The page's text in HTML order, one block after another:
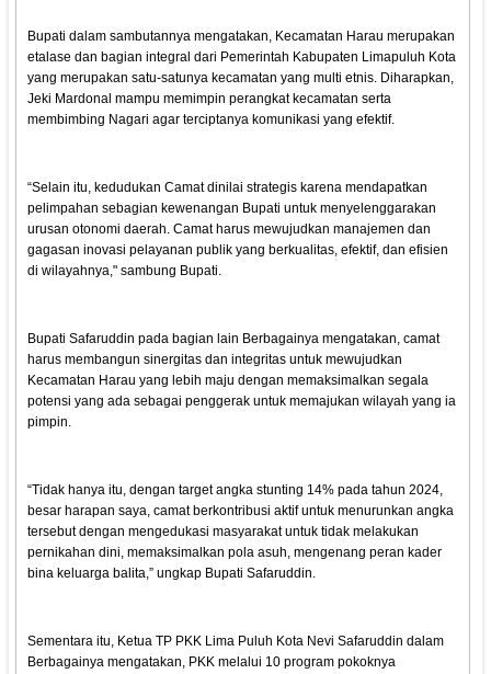
Bupati dalam sambutannya mengatakan, Kecamatan Harau merupakan
etalase dan bagian integral dari Pemerintah Kabupaten Limapuluh Kota
yang merupakan satu-satunya kecamatan yang multi etnis. Diharapkan,
Jeki Mardonal mampu memimpin perangkat kecamatan serta
membimbing Nagari agar terciptanya komunikasi yang efektif.
“Selain itu, kedudukan Camat dinilai strategis karena mendapatkan
pelimpahan sebagian kewenangan Bupati untuk menyelenggarakan
urusan otonomi daerah. Camat harus mewujudkan manajemen dan
gagasan inovasi pelayanan publik yang berkualitas, efektif, dan efisien
di wilayahnya," sambung Bupati.
Bupati Safaruddin pada bagian lain Berbagainya mengatakan, camat
harus membangun sinergitas dan integritas untuk mewujudkan
Kecamatan Harau yang lebih maju dengan memaksimalkan segala
potensi yang ada sebagai penggerak untuk memajukan wilayah yang ia
pimpin.
“Tidak hanya itu, dengan target angka stunting 14% pada tahun 2024,
besar harapan saya, camat berkontribusi aktif untuk menurunkan angka
tersebut dengan mengedukasi masyarakat untuk tidak melakukan
pernikahan dini, memaksimalkan pola asuh, mengenang peran kader
bina keluarga balita,” ungkap Bupati Safaruddin.
Sementara itu, Ketua TP PKK Lima Puluh Kota Nevi Safaruddin dalam
Berbagainya mengatakan, PKK melalui 10 program pokoknya